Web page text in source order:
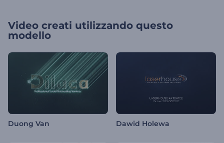
Video creati utilizzando questo
modello
Duong Van Dawid Holewa